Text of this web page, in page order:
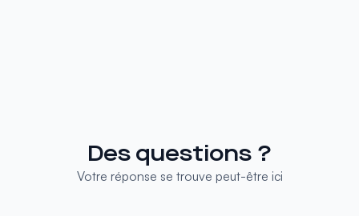
Des questions ?
Votre réponse se trouve peut-être ici